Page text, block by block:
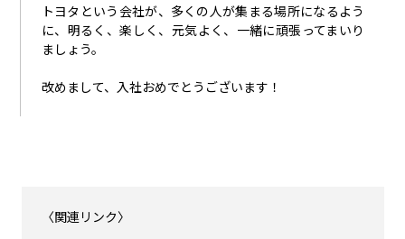
トヨタという会社が、多くの人が集まる場所になるよう
に、明るく、楽しく、元気よく、一緒に頑張ってまいり
ましょう。
改めまして、入社おめでとうございます！
〈関連リンク〉